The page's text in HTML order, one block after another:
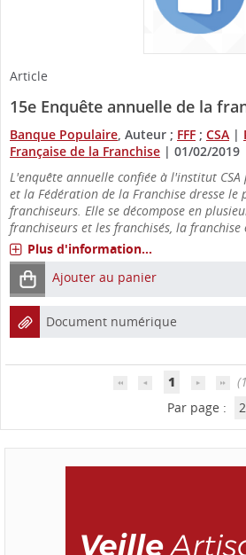
Article
15e Enquête annuelle de la
Banque Populaire , Auteur ; FFF ; CSA |
Française de la Franchise | 01/02/2019
L'enquête annuelle confiée à l'institut
et la Fédération de la Franchise dresse le
franchiseurs. Elle se décompose en
franchiseurs et les franchisés, la franchise
Plus d'information...
Ajouter au panier
Document numérique
1
Par page :